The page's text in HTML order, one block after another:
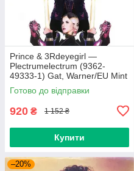
Prince & 3Rdeyegirl —
Plectrumelectrum (9362-
49333-1) Gat, Warner/EU Mint
Вінілова платівка (art.220362)
Готово до відправки
920 ₴ 1 152 ₴
Купити
–20%